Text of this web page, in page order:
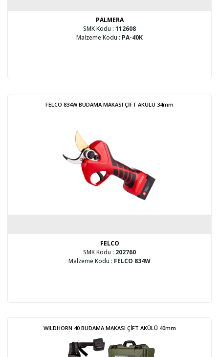
PALMERA
SMK Kodu : 112608
Malzeme Kodu : PA-40K
FELCO 834W BUDAMA MAKASI ÇİFT AKÜLÜ 34mm
FELCO
SMK Kodu : 202760
Malzeme Kodu : FELCO 834W
WILDHORN 40 BUDAMA MAKASI ÇİFT AKÜLÜ 40mm